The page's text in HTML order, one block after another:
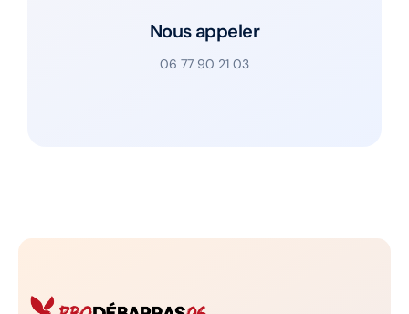
Nous appeler
06 77 90 21 03